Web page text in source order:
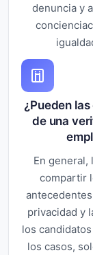
denuncia y
¿Pueden
de una
En general,
compartir
privacidad y
los
los casos,